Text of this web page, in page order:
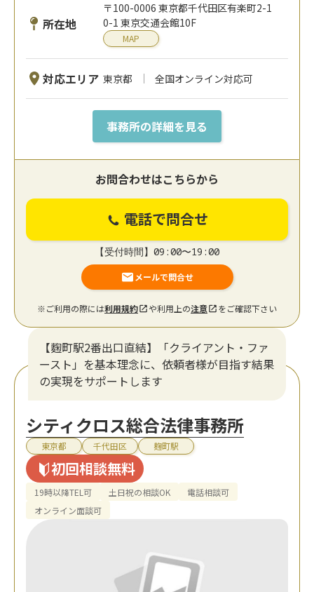
所在地
〒100-0006 東京都千代田区有楽町2-1
0-1 東京交通会館10F
MAP
対応エリア 東京都 全国オンライン対応可
事務所の詳細を見る
お問合わせはこちらから
電話で問合せ
【受付時間】09:00〜19:00
メールで問合せ
※ご利用の際には利用規約 や利用上の注意 をご確認下さい
【麴町駅2番出口直結】「クライアント・ファ
ースト」を基本理念に、依頼者様が目指す結果
の実現をサポートします
シティクロス総合法律事務所
東京都 千代田区 麹町駅
初回相談無料
19時以降TEL可 土日祝の相談OK
電話相談可
オンライン面談可